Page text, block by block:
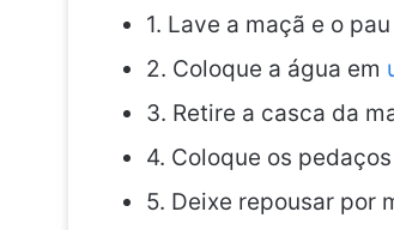
1. Lave a maçã e o
2. Coloque a água em
3. Retire a casca da
4. Coloque os
5. Deixe repousar por